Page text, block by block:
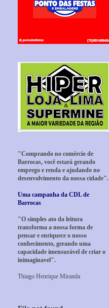
"Comprando no comércio de
Barrocas, você estará gerando
emprego e renda e ajudando no
desenvolvimento da nossa cidade".
Uma campanha da CDL de
Barrocas
"O simples ato da leitura
transforma a nossa forma de
pensar e enriquece o nosso
conhecimento, gerando uma
capacidade imensurável de criar o
inimaginavel".
Thiago Henrique Miranda